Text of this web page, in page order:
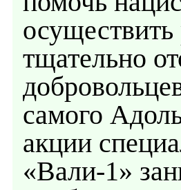
тщательно
самого
акции
«Вали-1»